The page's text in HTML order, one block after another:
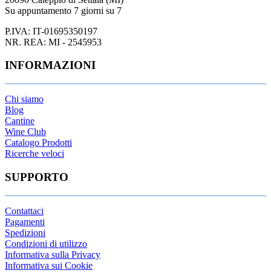
Su appuntamento 7 giorni su 7
P.IVA: IT-01695350197
NR. REA: MI - 2545953
INFORMAZIONI
Chi siamo
Blog
Cantine
Wine Club
Catalogo Prodotti
Ricerche veloci
SUPPORTO
Contattaci
Pagamenti
Spedizioni
Condizioni di utilizzo
Informativa sulla Privacy
Informativa sui Cookie